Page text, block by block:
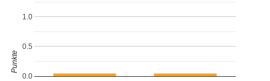
0.0
0.5
1.0
Punkte